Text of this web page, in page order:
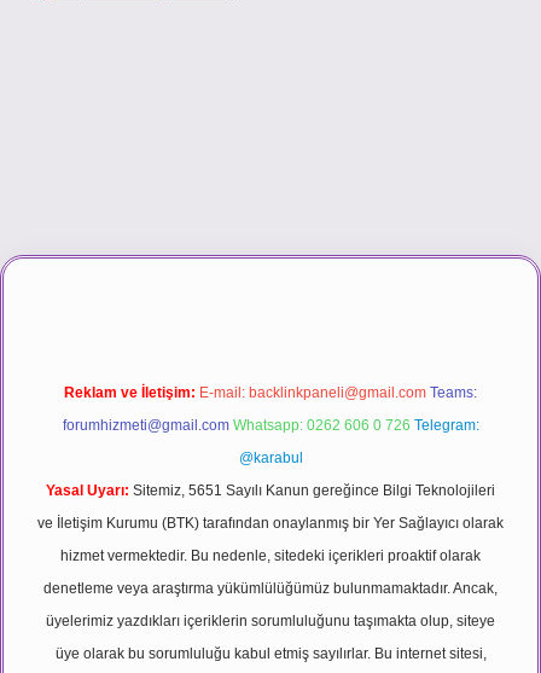
Reklam ve İletişim: E-mail: backlinkpaneli@gmail.com Teams:
forumhizmeti@gmail.com Whatsapp: 0262 606 0 726 Telegram:
@karabul
Yasal Uyarı: Sitemiz, 5651 Sayılı Kanun gereğince Bilgi Teknolojileri
ve İletişim Kurumu (BTK) tarafından onaylanmış bir Yer Sağlayıcı olarak
hizmet vermektedir. Bu nedenle, sitedeki içerikleri proaktif olarak
denetleme veya araştırma yükümlülüğümüz bulunmamaktadır. Ancak,
üyelerimiz yazdıkları içeriklerin sorumluluğunu taşımakta olup, siteye
üye olarak bu sorumluluğu kabul etmiş sayılırlar. Bu internet sitesi,